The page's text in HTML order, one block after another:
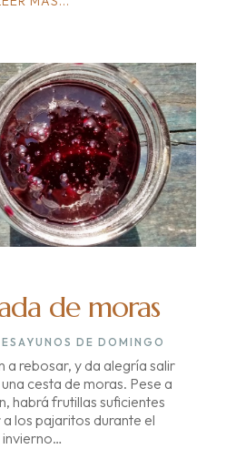
de moras
DE DOMINGO
a rebosar, y da alegría salir
cesta de moras. Pese a
habrá frutillas suficientes
los pajaritos durante el
invierno…